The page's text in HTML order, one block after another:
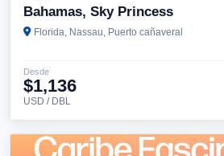
Bahamas, Sky Princess
Florida, Nassau, Puerto cañaveral
Desde
$1,136
USD / DBL